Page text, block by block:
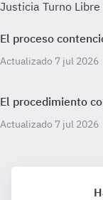
Justicia Turno Libre
El proceso
Actualizado 7 jul 2026
El procedimiento
Actualizado 7 jul 2026